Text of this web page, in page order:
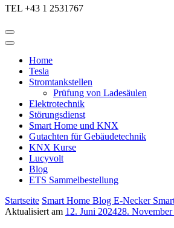
TEL +43 1 2531767
Home
Tesla
Stromtankstellen
Prüfung von Ladesäulen
Elektrotechnik
Störungsdienst
Smart Home und KNX
Gutachten für Gebäudetechnik
KNX Kurse
Lucyvolt
Blog
ETS Sammelbestellung
Startseite Smart Home Blog E-Necker
Aktualisiert am 12. Juni 202428.